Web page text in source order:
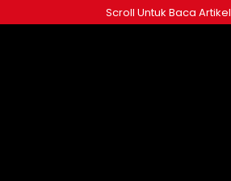
ke
Scroll Untuk Baca Artikel